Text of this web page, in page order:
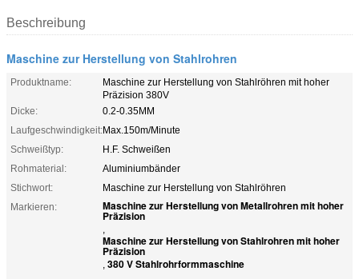
Beschreibung
Maschine zur Herstellung von Stahlrohren
Produktname:
Maschine zur Herstellung von Stahlröhren mit hoher
Präzision 380V
Dicke:
0.2-0.35MM
Laufgeschwindigkeit:Max.150m/Minute
Schweißtyp:
H.F. Schweißen
Rohmaterial:
Aluminiumbänder
Stichwort:
Maschine zur Herstellung von Stahlröhren
Markieren:
Maschine zur Herstellung von Metallrohren mit hoher
Präzision
,
Maschine zur Herstellung von Stahlrohren mit hoher
Präzision
, 380 V Stahlrohrformmaschine